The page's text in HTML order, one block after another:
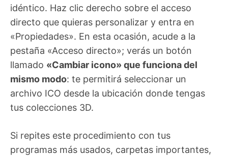
idéntico. Haz clic derecho sobre el acceso
directo que quieras personalizar y entra en
«Propiedades». En esta ocasión, acude a la
pestaña «Acceso directo»; verás un botón
llamado «Cambiar icono» que funciona del
mismo modo: te permitirá seleccionar un
archivo ICO desde la ubicación donde tengas
tus colecciones 3D.
Si repites este procedimiento con tus
programas más usados, carpetas importantes,